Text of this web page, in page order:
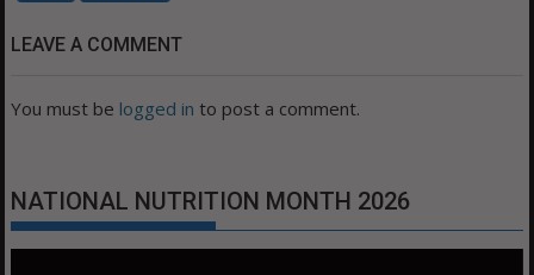
LEAVE A COMMENT
You must be logged in to post a comment.
NATIONAL NUTRITION MONTH 2026